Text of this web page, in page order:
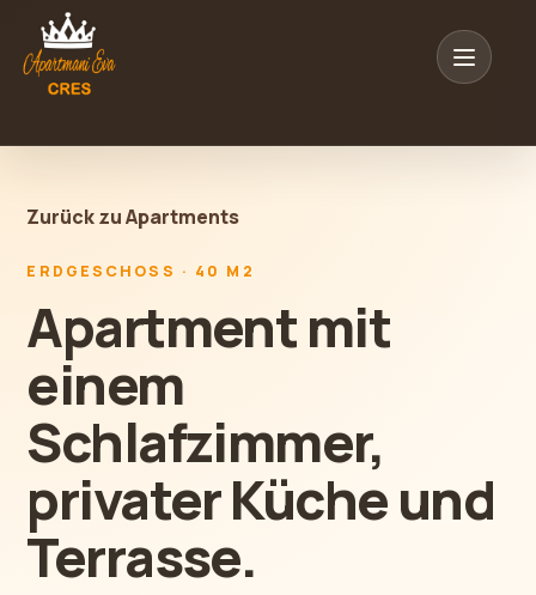
Zurück zu Apartments
ERDGESCHOSS · 40 M2
Apartment mit
einem
Schlafzimmer,
privater Küche und
Terrasse.